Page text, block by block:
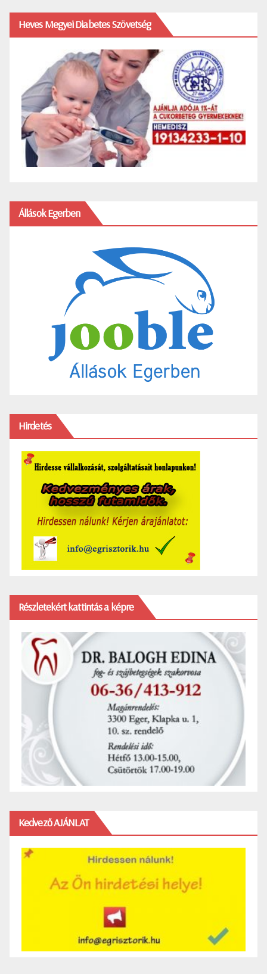
Heves Megyei Diabetes Szövetség
Állások Egerben
Hirdetés
Részletekért kattintás a képre
Kedvező AJÁNLAT